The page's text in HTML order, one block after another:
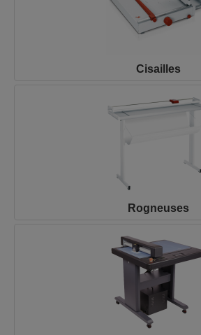
Cisailles
Rogneuses